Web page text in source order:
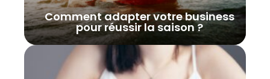
Comment adapter votre business
pour réussir la saison ?